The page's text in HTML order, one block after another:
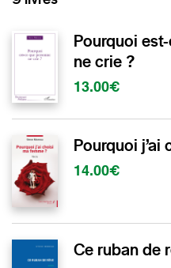
Pourquoi
ne crie ?
13.00€
Pourquoi j’ai
14.00€
Ce ruban de